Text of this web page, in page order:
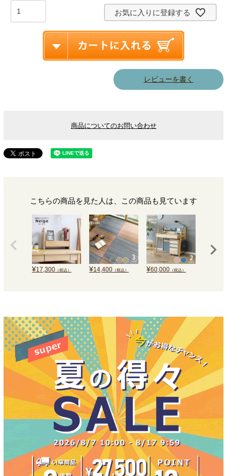
お気に入りに登録する
レビューを書く
商品についてのお問い合わせ
こちらの商品を見た人は、この商品も見ています
¥17,300 （税込） ¥14,400 （税込） ¥60,000 （税込）